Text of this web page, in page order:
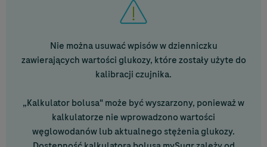
Nie można usuwać wpisów w dzienniczku
zawierających wartości glukozy, które zostały użyte do
kalibracji czujnika.
„Kalkulator bolusa" może być wyszarzony, ponieważ w
kalkulatorze nie wprowadzono wartości
węglowodanów lub aktualnego stężenia glukozy.